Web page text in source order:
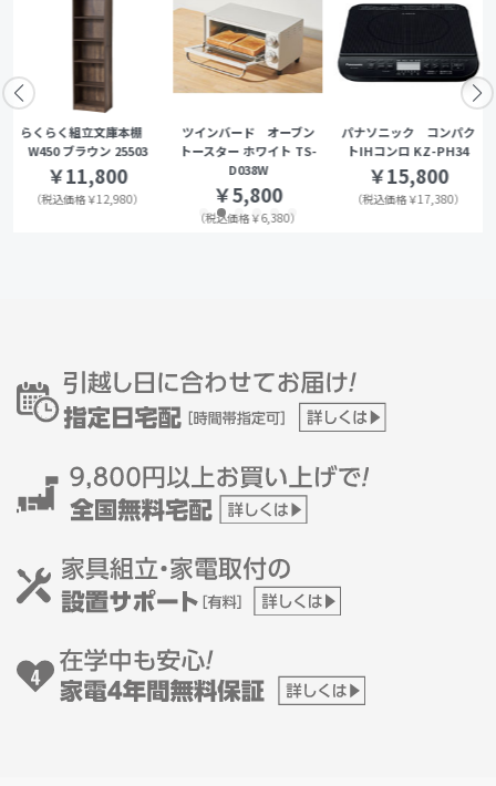
らくらく組立文庫本棚
W450 ブラウン 25503
￥11,800
（税込価格￥12,980）
ツインバード オーブン
トースター ホワイト TS-
D038W
￥5,800
（税込価格￥6,380）
パナソニック コンパク
トIHコンロ KZ-PH34
￥15,800
（税込価格￥17,380）